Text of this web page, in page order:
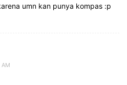
umn kan punya kompas :p